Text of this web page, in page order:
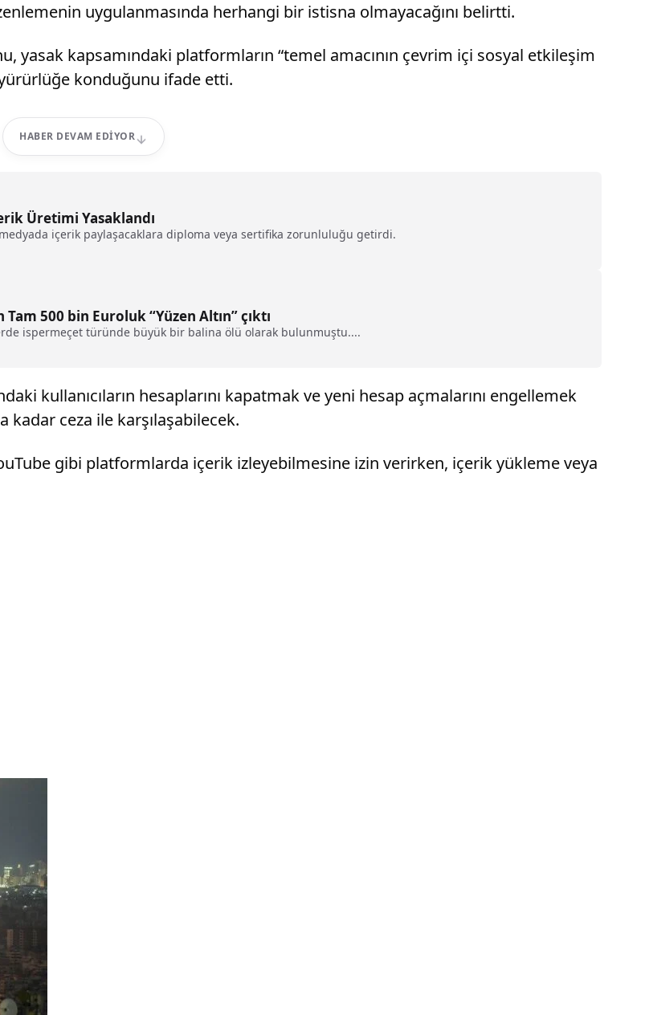
uygulanmasında herhangi bir istisna olmayacağını belirtti.
yasak kapsamındaki platformların “temel amacının çevrim içi sosyal etkileşim
konduğunu ifade etti.
HABER DEVAM EDIYOR
Üretimi Yasaklandı
içerik paylaşacaklara diploma veya sertifika zorunluluğu getirdi.
500 bin Euroluk “Yüzen Altın” çıktı
ispermeçet türünde büyük bir balina ölü olarak bulunmuştu....
kullanıcıların hesaplarını kapatmak ve yeni hesap açmalarını engellemek
ceza ile karşılaşabilecek.
gibi platformlarda içerik izleyebilmesine izin verirken, içerik yükleme veya